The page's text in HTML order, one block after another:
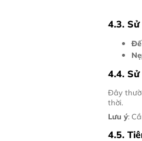
4.3.
4.4.
Đây
thời.
Lưu ý:
4.5.